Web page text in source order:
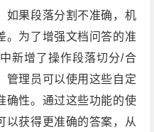
如果段落分割不准确，机
。为了增强文档问答的准
新增了操作段落切分/合
管理员可以使用这些自定
确性。通过这些功能的使
以获得更准确的答案，从